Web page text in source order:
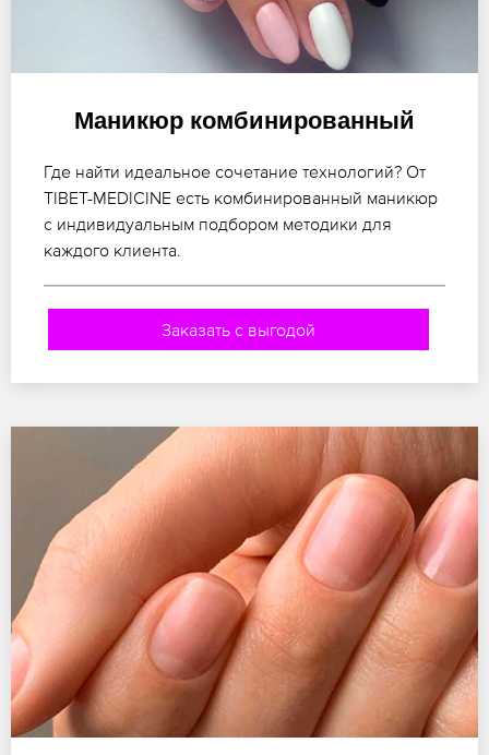
Маникюр комбинированный
Где найти идеальное сочетание технологий? От
TIBET-MEDICINE есть комбинированный маникюр
с индивидуальным подбором методики для
каждого клиента.
Заказать с выгодой